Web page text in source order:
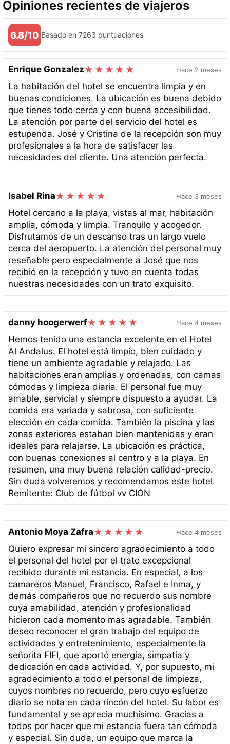
Opiniones recientes de viajeros
6.8/10 Basado en 7263 puntuaciones
Enrique Gonzalez Hace 2 meses
La habitación del hotel se encuentra limpia y en
buenas condiciones. La ubicación es buena debido
que tienes todo cerca y con buena accesibilidad.
La atención por parte del servicio del hotel es
estupenda. José y Cristina de la recepción son muy
profesionales a la hora de satisfacer las
necesidades del cliente. Una atención perfecta.
Isabel Rina Hace 3 meses
Hotel cercano a la playa, vistas al mar, habitación
amplia, cómoda y limpia. Tranquilo y acogedor.
Disfrutamos de un descanso tras un largo vuelo
cerca del aeropuerto. La atención del personal muy
reseñable pero especialmente a José que nos
recibió en la recepción y tuvo en cuenta todas
nuestras necesidades con un trato exquisito.
danny hoogerwerf Hace 4 meses
Hemos tenido una estancia excelente en el Hotel
Al Andalus. El hotel está limpio, bien cuidado y
tiene un ambiente agradable y relajado. Las
habitaciones eran amplias y ordenadas, con camas
cómodas y limpieza diaria. El personal fue muy
amable, servicial y siempre dispuesto a ayudar. La
comida era variada y sabrosa, con suficiente
elección en cada comida. También la piscina y las
zonas exteriores estaban bien mantenidas y eran
ideales para relajarse. La ubicación es práctica,
con buenas conexiones al centro y a la playa. En
resumen, una muy buena relación calidad-precio.
Sin duda volveremos y recomendamos este hotel.
Remitente: Club de fútbol vv CION
Antonio Moya Zafra Hace 4 meses
Quiero expresar mi sincero agradecimiento a todo
el personal del hotel por el trato excepcional
recibido durante mi estancia. En especial, a los
camareros Manuel, Francisco, Rafael e Inma, y
demás compañeros que no recuerdo sus nombre
cuya amabilidad, atención y profesionalidad
hicieron cada momento mas agradable. También
deseo reconocer el gran trabajo del equipo de
actividades y entretenimiento, especialmente la
señorita FIFI, que aportó energía, simpatía y
dedicación en cada actividad. Y, por supuesto, mi
agradecimiento a todo el personal de limpieza,
cuyos nombres no recuerdo, pero cuyo esfuerzo
diario se nota en cada rincón del hotel. Su labor es
fundamental y se aprecia muchísimo. Gracias a
todos por hacer que mi estancia fuera tan cómoda
y especial. Sin duda, un equipo que marca la